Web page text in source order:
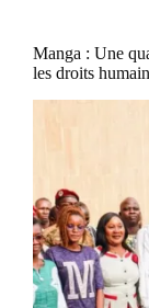
Manga : Une
les droits